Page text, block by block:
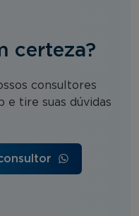
certeza?
consultores
e tire suas dúvidas